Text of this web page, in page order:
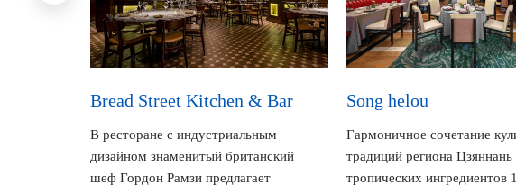
Bread Street Kitchen & Bar
В ресторане с индустриальным
дизайном знаменитый британский
шеф Гордон Рамзи предлагает
Song helou
Гармоничное сочетание
традиций региона Цзяннань
тропических ингредиентов